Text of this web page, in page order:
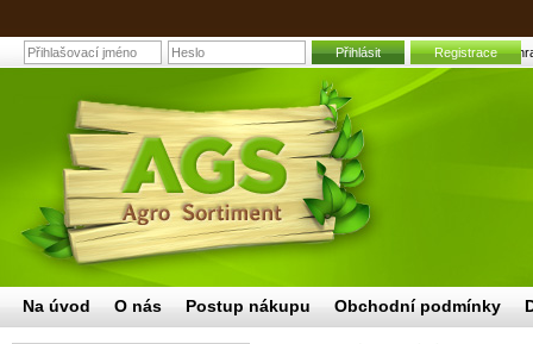
ND Sazeče |
Přihlásit Registrace
Na úvod O nás Postup nákupu Obchodní podmínky